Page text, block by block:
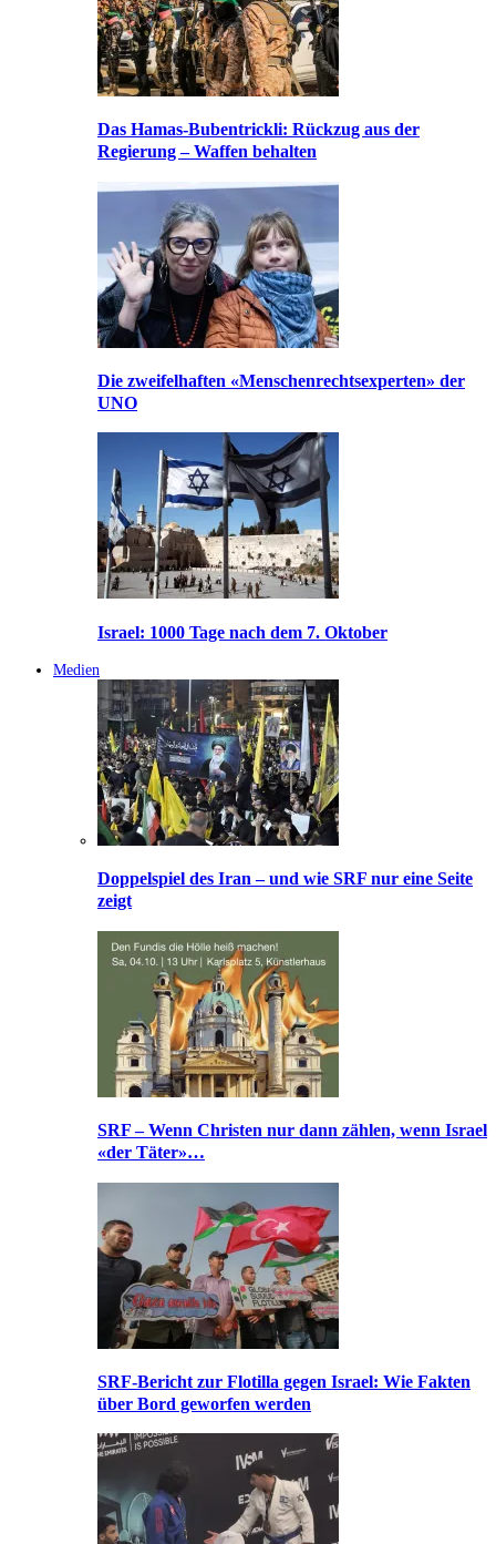
Das Hamas-Bubentrickli: Rückzug aus der
Regierung – Waffen behalten
Die zweifelhaften «Menschenrechtsexperten» der
UNO
Israel: 1000 Tage nach dem 7. Oktober
Medien
Doppelspiel des Iran – und wie SRF nur eine Seite
zeigt
SRF – Wenn Christen nur dann zählen, wenn Israel
«der Täter»…
SRF-Bericht zur Flotilla gegen Israel: Wie Fakten
über Bord geworfen werden